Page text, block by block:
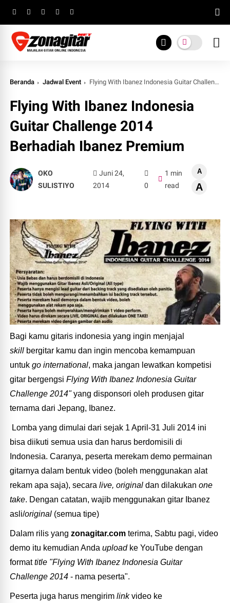
Beranda Jadwal Event Flying With Ibanez Indonesia Guitar Challenge 2014 Berhadiah Ibanez Premium
Flying With Ibanez Indonesia
Guitar Challenge 2014
Berhadiah Ibanez Premium
OKO
SULISTIYO
Juni 24,
2014
0
1 min
read
A
A
Bagi kamu gitaris indonesia yang ingin menjajal
skill bergitar kamu dan ingin mencoba kemampuan
untuk go international, maka jangan lewatkan kompetisi
gitar bergengsiFlying With Ibanez Indonesia Guitar
Challenge 2014" yang disponsori oleh produsen gitar
ternama dari Jepang, Ibanez.
Lomba yang dimulai dari sejak 1 April-31 Juli 2014 ini
bisa diikuti semua usia dan harus berdomisili di
Indonesia. Caranya, peserta merekam demo permainan
gitarnya dalam bentuk video (boleh menggunakan alat
rekam apa saja), secara live, original dan dilakukan one
take. Dengan catatan, wajib menggunakan gitar Ibanez
asli/original (semua tipe)
Dalam rilis yang zonagitar.com terima, Sabtu pagi, video
demo itu kemudian Anda upload ke YouTube dengan
format title "Flying With Ibanez Indonesia Guitar
Challenge 2014 - nama peserta".
Peserta juga harus mengirim link video ke